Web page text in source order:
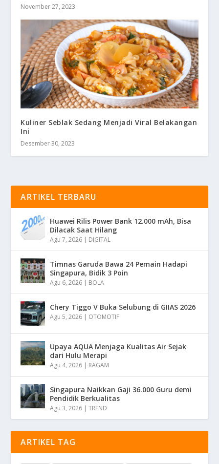
November 27, 2023
Kuliner Seblak Sedang Menjadi Viral Belakangan
Ini
Desember 30, 2023
ARTIKEL TERBARU
Huawei Rilis Power Bank 12.000 mAh, Bisa
Dilacak Saat Hilang
Agu 7, 2026 | DIGITAL
Timnas Garuda Bawa 24 Pemain Hadapi
Singapura, Bidik 3 Poin
Agu 6, 2026 | BOLA
Chery Tiggo V Buka Selubung di GIIAS 2026
Agu 5, 2026 | OTOMOTIF
Upaya AQUA Menjaga Kualitas Air Sejak
dari Hulu Merapi
Agu 4, 2026 | RAGAM
Singapura Naikkan Gaji 36.000 Guru demi
Pendidik Berkualitas
Agu 3, 2026 |TREND
ARTIKEL TAG